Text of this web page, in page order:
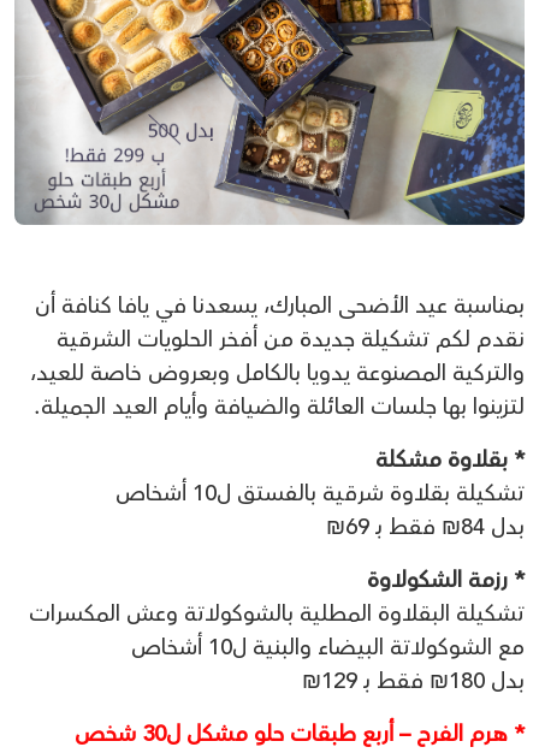
بمناسبة عيد الأضحى المبارك، يسعدنا في يافا كنافة أن
نقدم لكم تشكيلة جديدة من أفخر الحلويات الشرقية
والتركية المصنوعة يدويا بالكامل وبعروض خاصة للعيد،
لتزينوا بها جلسات العائلة والضيافة وأيام العيد الجميلة.
* بقلاوة مشكلة
تشكيلة بقلاوة شرقية بالفستق ل10 أشخاص
بدل 84₪ فقط بـ 69₪
* رزمة الشكولاوة
تشكيلة البقلاوة المطلية بالشوكولاتة وعش المكسرات
مع الشوكولاتة البيضاء والبنية ل10 أشخاص
بدل 180₪ فقط بـ 129₪
* هرم الفرح – أربع طبقات حلو مشكل ل30 شخص